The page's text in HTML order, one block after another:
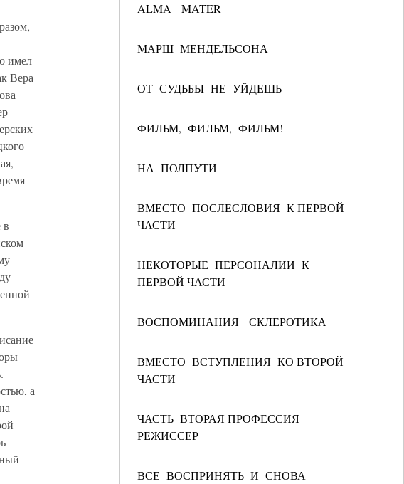
ALMA MATER
МАРШ МЕНДЕЛЬСОНА
ОТ СУДЬБЫ НЕ УЙДЕШЬ
ФИЛЬМ, ФИЛЬМ, ФИЛЬМ!
НА ПОЛПУТИ
ВМЕСТО ПОСЛЕСЛОВИЯ К ПЕРВОЙ
ЧАСТИ
НЕКОТОРЫЕ ПЕРСОНАЛИИ К
ПЕРВОЙ ЧАСТИ
ВОСПОМИНАНИЯ СКЛЕРОТИКА
ВМЕСТО ВСТУПЛЕНИЯ КО ВТОРОЙ
ЧАСТИ
ЧАСТЬ ВТОРАЯ ПРОФЕССИЯ
РЕЖИССЕР
ВСЕ ВОСПРИНЯТЬ И СНОВА
имел
Вера
в
а